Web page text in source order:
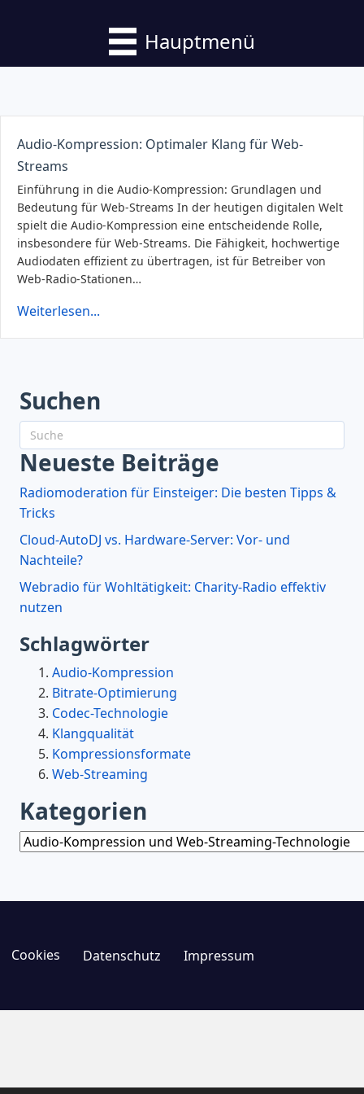
Hauptmenü
Audio-Kompression: Optimaler Klang für Web-
Streams
Einführung in die Audio-Kompression: Grundlagen und
Bedeutung für Web-Streams In der heutigen digitalen Welt
spielt die Audio-Kompression eine entscheidende Rolle,
insbesondere für Web-Streams. Die Fähigkeit, hochwertige
Audiodaten effizient zu übertragen, ist für Betreiber von
Web-Radio-Stationen…
Weiterlesen...
Suchen
Neueste Beiträge
Radiomoderation für Einsteiger: Die besten Tipps &
Tricks
Cloud-AutoDJ vs. Hardware-Server: Vor- und
Nachteile?
Webradio für Wohltätigkeit: Charity-Radio effektiv
nutzen
Schlagwörter
Audio-Kompression
Bitrate-Optimierung
Codec-Technologie
Klangqualität
Kompressionsformate
Web-Streaming
Kategorien
Kategorien
Cookies Datenschutz Impressum